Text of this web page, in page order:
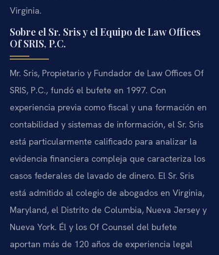
Virginia.
Sobre el Sr. Sris y el Equipo de Law Offices
Of SRIS, P.C.
Mr. Sris, Propietario y Fundador de Law Offices Of
SRIS, P.C., fundó el bufete en 1997. Con
experiencia previa como fiscal y una formación en
contabilidad y sistemas de información, el Sr. Sris
está particularmente calificado para analizar la
evidencia financiera compleja que caracteriza los
casos federales de lavado de dinero. El Sr. Sris
está admitido al colegio de abogados en Virginia,
Maryland, el Distrito de Columbia, Nueva Jersey y
Nueva York. Él y los Of Counsel del bufete
aportan más de 120 años de experiencia legal